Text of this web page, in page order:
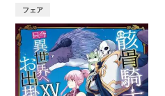
フェア